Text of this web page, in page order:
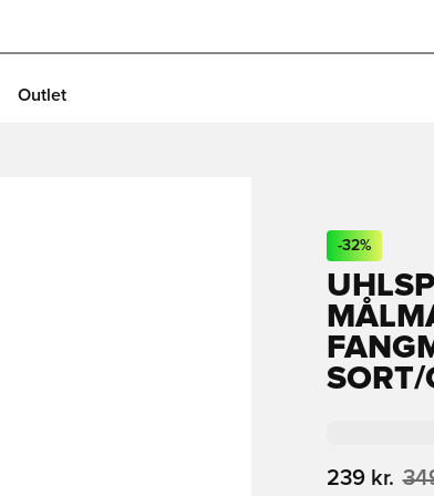
Outlet
-32%
SORT/
239 kr.